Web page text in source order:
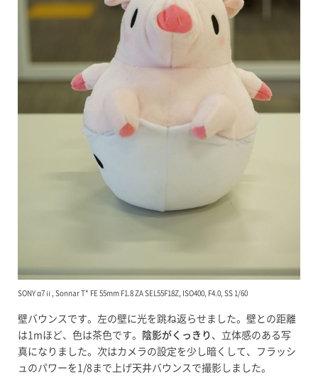
SONY α7ⅱ, Sonnar T* FE 55mm F1.8 ZA SEL55F18Z, ISO400, F4.0, SS 1/60
壁バウンスです。左の壁に光を跳ね返らせました。壁との距離
は1mほど、色は茶色です。
陰影がくっきり 、立体感のある写
真になりました。次はカメラの設定を少し暗くして、フラッシ
ュのパワーを1/8まで上げ天井バウンスで撮影しました。